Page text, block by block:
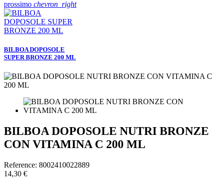
prossimo chevron_right
BILBOA DOPOSOLE
SUPER BRONZE 200 ML
BILBOA DOPOSOLE NUTRI BRONZE
CON VITAMINA C 200 ML
Reference: 8002410022889
14,30 €